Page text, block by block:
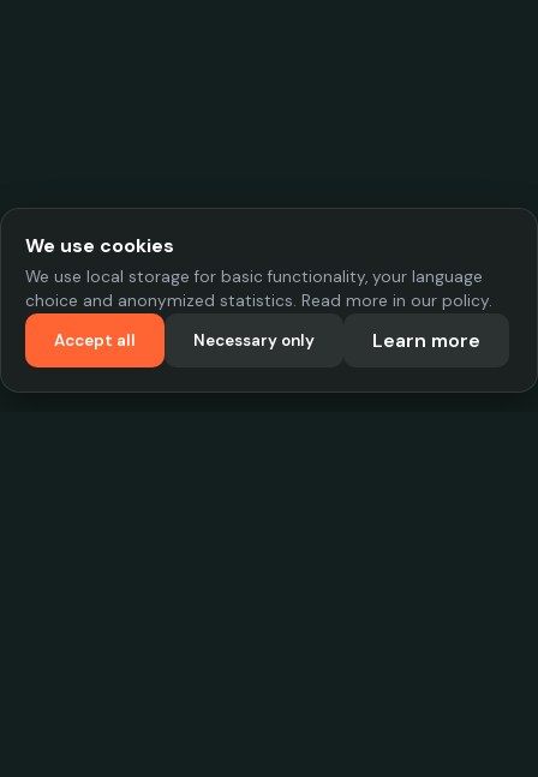
We use cookies
We use local storage for basic functionality, your language
choice and anonymized statistics. Read more in our policy.
Accept all
Necessary only Learn more